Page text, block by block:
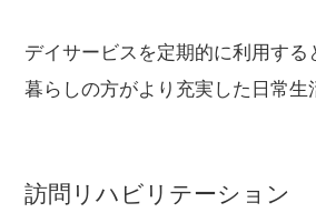
デイサービスを定期的に利用する
暮らしの方がより充実した日常生
訪問リハビリテーション